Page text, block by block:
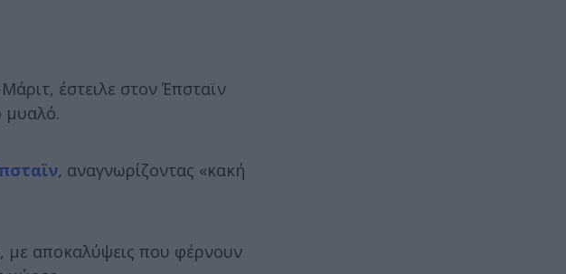
έστειλε στον Έπσταϊν
μυαλό.
, αναγνωρίζοντας «κακή
με αποκαλύψεις που φέρνουν